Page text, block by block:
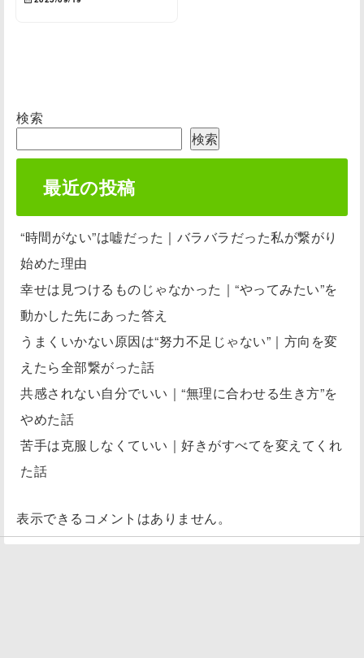
検索
検索
最近の投稿
“時間がない”は嘘だった｜バラバラだった私が繋がり
始めた理由
幸せは見つけるものじゃなかった｜“やってみたい”を
動かした先にあった答え
うまくいかない原因は“努力不足じゃない”｜方向を変
えたら全部繋がった話
共感されない自分でいい｜“無理に合わせる生き方”を
やめた話
苦手は克服しなくていい｜好きがすべてを変えてくれ
た話
表示できるコメントはありません。